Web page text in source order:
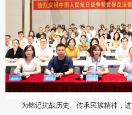
为铭记抗战历史、传承民族精神，进